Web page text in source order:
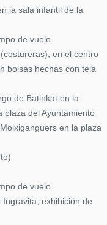
la sala infantil de la
de vuelo
en el centro
bolsas hechas con tela
de Batinkat en la
plaza del Ayuntamiento
en la plaza
de vuelo
exhibición de